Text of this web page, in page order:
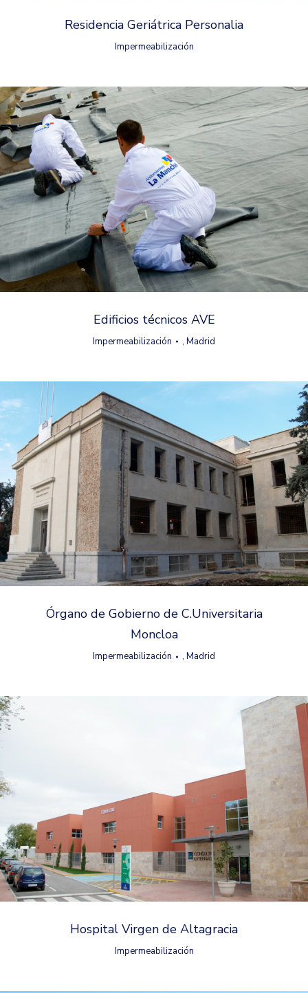
Residencia Geriátrica Personalia
Impermeabilización
Edificios técnicos AVE
Impermeabilización , Madrid
Órgano de Gobierno de C.Universitaria
Moncloa
Impermeabilización , Madrid
Hospital Virgen de Altagracia
Impermeabilización